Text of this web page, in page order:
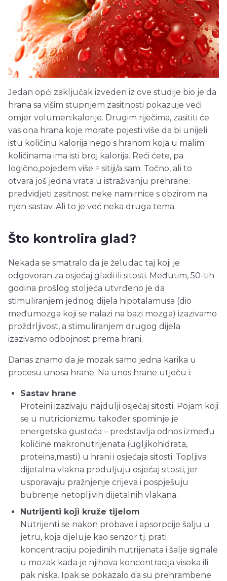
Jedan opći zaključak izveden iz ove studije bio je da
hrana sa višim stupnjem zasitnosti pokazuje veći
omjer volumen:kalorije. Drugim riječima, zasititi će
vas ona hrana koje morate pojesti više da bi unijeli
istu količinu kalorija nego s hranom koja u malim
količinama ima isti broj kalorija. Reći ćete, pa
logično,pojedem više = sitiji/a sam. Točno, ali to
otvara još jedna vrata u istraživanju prehrane:
predvidjeti zasitnost neke namirnice s obzirom na
njen sastav. Ali to je već neka druga tema.
Što kontrolira glad?
Nekada se smatralo da je želudac taj koji je
odgovoran za osjećaj gladi ili sitosti. Međutim, 50-tih
godina prošlog stoljeća utvrđeno je da
stimuliranjem jednog dijela hipotalamusa (dio
međumozga koji se nalazi na bazi mozga) izazivamo
proždrljivost, a stimuliranjem drugog dijela
izazivamo odbojnost prema hrani.
Danas znamo da je mozak samo jedna karika u
procesu unosa hrane. Na unos hrane utječu i:
Sastav hrane
Proteini izazivaju najdulji osjećaj sitosti. Pojam koji
se u nutricionizmu također spominje je
energetska gustoća – predstavlja odnos između
količine makronutrijenata (ugljikohidrata,
proteina,masti) u hrani i osjećaja sitosti. Topljiva
dijetalna vlakna produljuju osjećaj sitosti, jer
usporavaju pražnjenje crijeva i pospješuju
bubrenje netopljivih dijetalnih vlakana.
Nutrijenti koji kruže tijelom
Nutrijenti se nakon probave i apsorpcije šalju u
jetru, koja djeluje kao senzor tj. prati
koncentraciju pojedinih nutrijenata i šalje signale
u mozak kada je njihova koncentracija visoka ili
pak niska. Ipak se pokazalo da su prehrambene